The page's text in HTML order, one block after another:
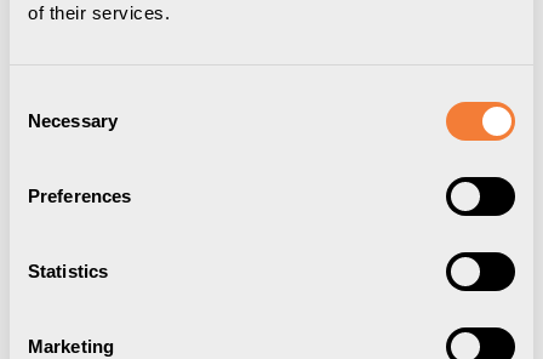
of their services.
Selection
Necessary
Preferences
Statistics
Marketing
Elevate Dual Monitor Arm
52